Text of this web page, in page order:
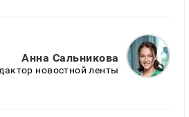
Анна Сальникова
новостной ленты